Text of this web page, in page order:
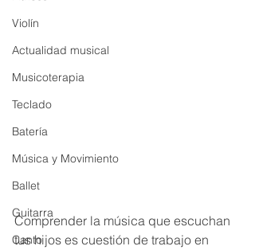
Violín
Actualidad musical
Musicoterapia
Teclado
Batería
Música y Movimiento
Ballet
Guitarra
Canto
Comprender la música que escuchan
tus hijos es cuestión de trabajo en